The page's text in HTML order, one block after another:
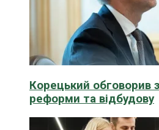
Корецький обговорив
реформи та відбудову